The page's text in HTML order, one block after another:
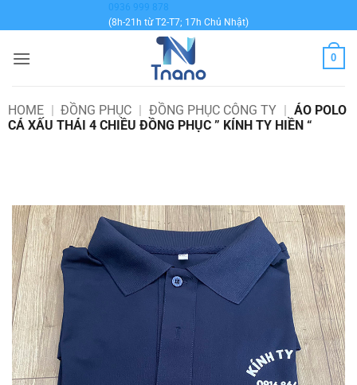
qua
dung
0936 999 878
(8h-21h từ T2-T7; 17h Chủ Nhật)
0
HOME | ĐỒNG PHỤC | ĐỒNG PHỤC CÔNG TY | ÁO POLO
CÁ XẤU THÁI 4 CHIỀU ĐỒNG PHỤC ” KÍNH TY HIỀN “